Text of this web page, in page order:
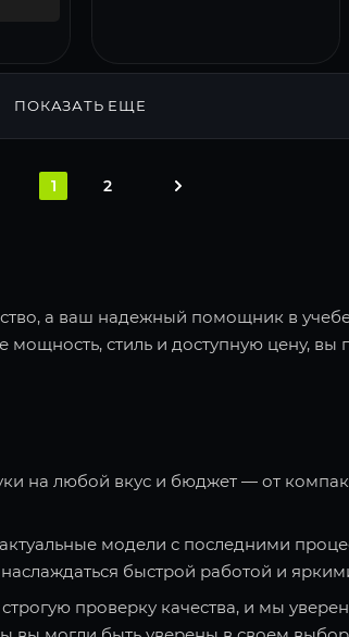
ПОКАЗАТЬ ЕЩЕ
1 2
а ваш надежный помощник в
стиль и доступную цену, вы
на любой вкус и бюджет — от
модели с последними
быстрой работой и
проверку качества, и мы